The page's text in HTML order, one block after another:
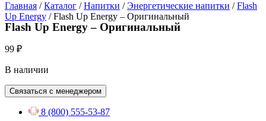
Главная /Каталог /Напитки /Энергетические напитки /Flash
Up Energy / Flash Up Energy – Оригинальный
Flash Up Energy – Оригинальный
99 ₽
В наличии
Связаться с менеджером
8 (800) 555-53-87